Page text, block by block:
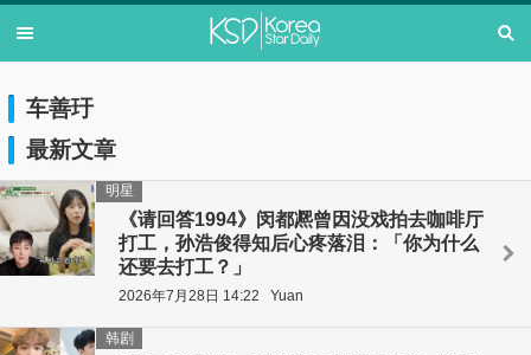
车善玗
最新文章
《请回答1994》闵都凞曾因没戏拍去咖啡厅
打工，孙浩俊得知后心疼落泪：「你为什么
还要去打工？」
明星
2026年7月28日 14:22 Yuan
韩剧